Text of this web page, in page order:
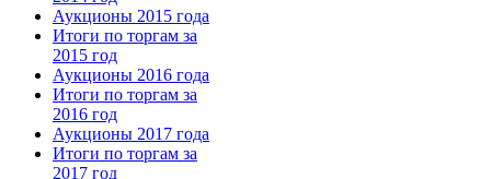
Аукционы 2015 года
Итоги по торгам за
2015 год
Аукционы 2016 года
Итоги по торгам за
2016 год
Аукционы 2017 года
Итоги по торгам за
2017 год